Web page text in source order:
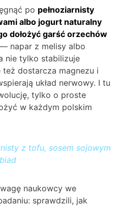
po pełnoziarnisty
albo jogurt naturalny
dołożyć garść orzechów
napar z melisy albo
nie tylko stabilizuje
dostarcza magnezu i
układ nerwowy. I tu
tylko o proste
w każdym polskim
z tofu, sosem sojowym
naukowcy we
sprawdzili, jak